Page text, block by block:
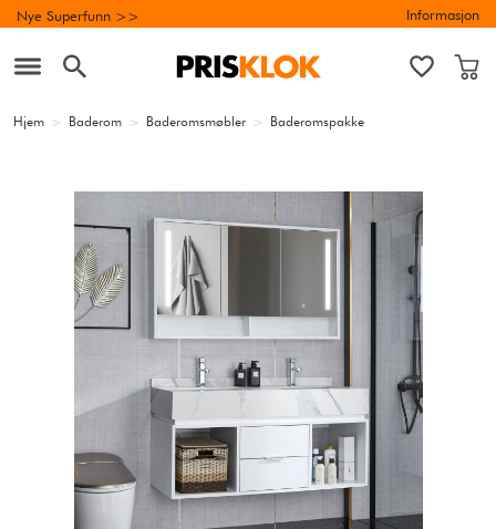
Nye Superfunn >> Informasjon
Hjem > Baderom > Baderomsmøbler > Baderomspakke